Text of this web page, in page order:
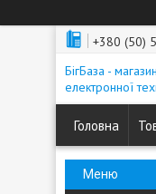
+380 (50)
БігБаза -
електронної
Головна